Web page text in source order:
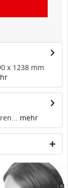
x 1238 mm
mehr